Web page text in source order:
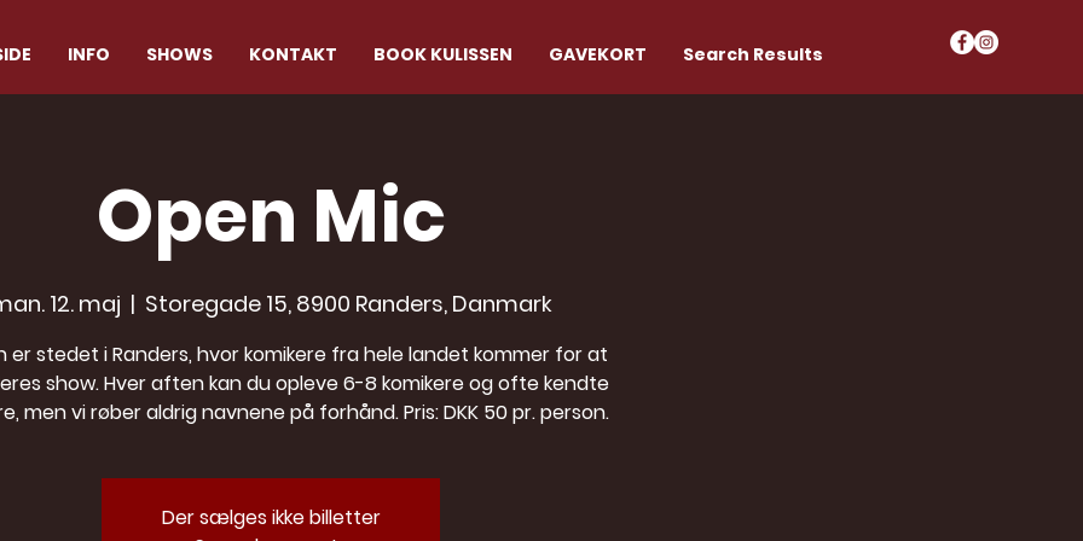
INFO SHOWS KONTAKT BOOK KULISSEN GAVEKORT Search Results
Open Mic
12. maj
  |
Storegade 15, 8900 Randers, Danmark
er stedet i Randers, hvor komikere fra hele landet kommer for at
show. Hver aften kan du opleve 6-8 komikere og ofte kendte
men vi røber aldrig navnene på forhånd. Pris: DKK 50 pr. person.
Der sælges ikke billetter